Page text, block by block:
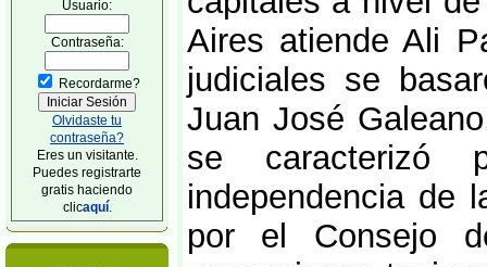
Usuario:
Contraseña:
Recordarme?
Olvidaste tu
contraseña?
Eres un visitante.
Puedes registrarte
gratis haciendo
clicaquí.
Aires atiende Ali
judiciales se
Juan José
se caracterizó
independencia de
por el Consejo